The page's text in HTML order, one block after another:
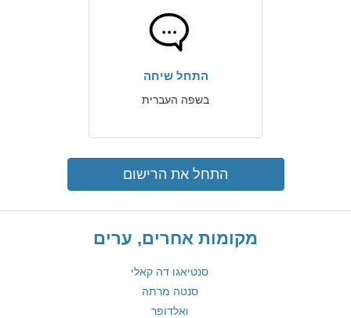
התחל שיחה
בשפה העברית
התחל את הרישום
מקומות אחרים, ערים
סנטיאגו דה קאלי
סנטה מרתה
ואלדופר